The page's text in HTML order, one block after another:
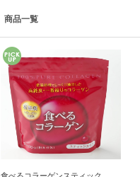
商品一覧